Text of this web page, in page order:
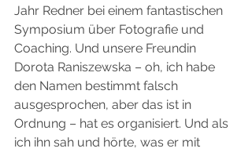
Jahr Redner bei einem fantastischen
Symposium über Fotografie und
Coaching. Und unsere Freundin
Dorota Raniszewska – oh, ich habe
den Namen bestimmt falsch
ausgesprochen, aber das ist in
Ordnung – hat es organisiert. Und als
ich ihn sah und hörte, was er mit